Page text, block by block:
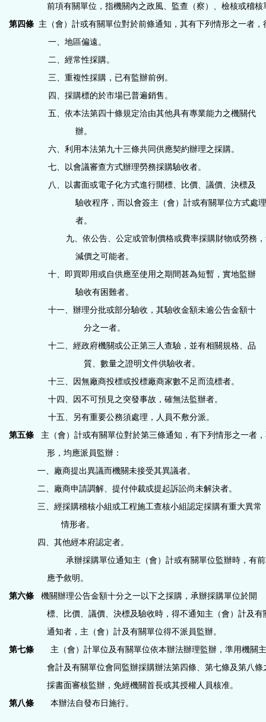
前項有關單位，指機關內之政風、監查（察）、檢核或稽核
第四條 主（會）計或有關單位對於前條通知，其有下列情形之一者，
一、地區偏遠。
二、經常性採購。
三、重複性採購，已有監辦前例。
四、採購標的於市場已普遍銷售。
五、依本法第四十條規定洽由其他具有專業能力之機關代
辦。
六、利用本法第九十三條共同供應契約辦理之採購。
七、以會議審查方式辦理勞務採購驗收者。
八、以書面或電子化方式進行開標、比價、議價、決標及
驗收程序，而以會簽主（會）計或有關單位方式處理
者。
九、依公告、公定或管制價格或費率採購財物或勞務
減價之可能者。
十、即買即用或自供應至使用之期間甚為短暫，實地監辦
驗收有困難者。
十一、辦理分批或部分驗收，其驗收金額未逾公告金額十
分之一者。
十二、經政府機關或公正第三人查驗，並有相關規格、品
質、數量之證明文件供驗收者。
十三、因無廠商投標或投標廠商家數不足而流標者。
十四、因不可預見之突發事故，確無法監辦者。
十五、另有重要公務須處理，人員不敷分派。
第五條
主（會）計或有關單位對於第三條通知，有下列情形之一者
形，均應派員監辦：
一、廠商提出異議而機關未接受其異議者。
二、廠商申請調解、提付仲裁或提起訴訟尚未解決者。
三、經採購稽核小組或工程施工查核小組認定採購有重大異常
情形者。
四、其他經本府認定者。
承辦採購單位通知主（會）計或有關單位監辦時，有
應予敘明。
第六條
機關辦理公告金額十分之一以下之採購，承辦採購單位於開
標、比價、議價、決標及驗收時，得不通知主（會）計及
通知者，主（會）計及有關單位得不派員監辦。
第七條 主（會）計單位及有關單位依本辦法辦理監辦，準用機關主
會計及有關單位會同監辦採購辦法第四條、第七條及第八
採書面審核監辦，免經機關首長或其授權人員核准。
第八條 本辦法自發布日施行。